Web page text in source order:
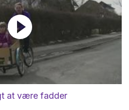
at være fadder